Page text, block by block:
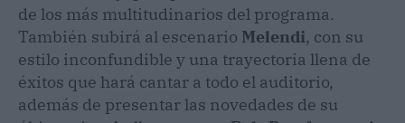
de los más multitudinarios del programa.
También subirá al escenario Melendi, con su
estilo inconfundible y una trayectoria llena de
éxitos que hará cantar a todo el auditorio,
además de presentar las novedades de su